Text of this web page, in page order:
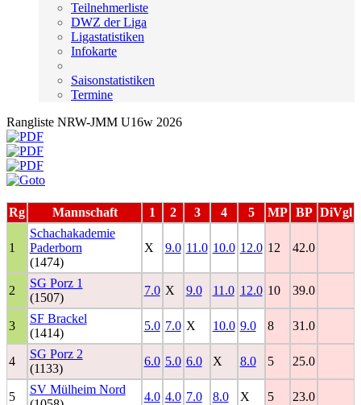
Teilnehmerliste
DWZ der Liga
Ligastatistiken
Infokarte
Saisonstatistiken
Termine
Rangliste NRW-JMM U16w 2026
Rg Mannschaft 1 2 3 4 5 MP BP DiVgl
1
Schachakademie
Paderborn
(1474)
X 9.0 11.0 10.0 12.0 12 42.0
2
SG Porz 1
(1507)
7.0 X 9.0 11.0 12.0 10 39.0
3
SF Brackel
(1414)
5.0 7.0 X 10.0 9.0 8 31.0
4
SG Porz 2
(1133)
6.0 5.0 6.0 X 8.0 5 25.0
5
SV Mülheim Nord
4.0 4.0 7.0 8.0 X 5 23.0